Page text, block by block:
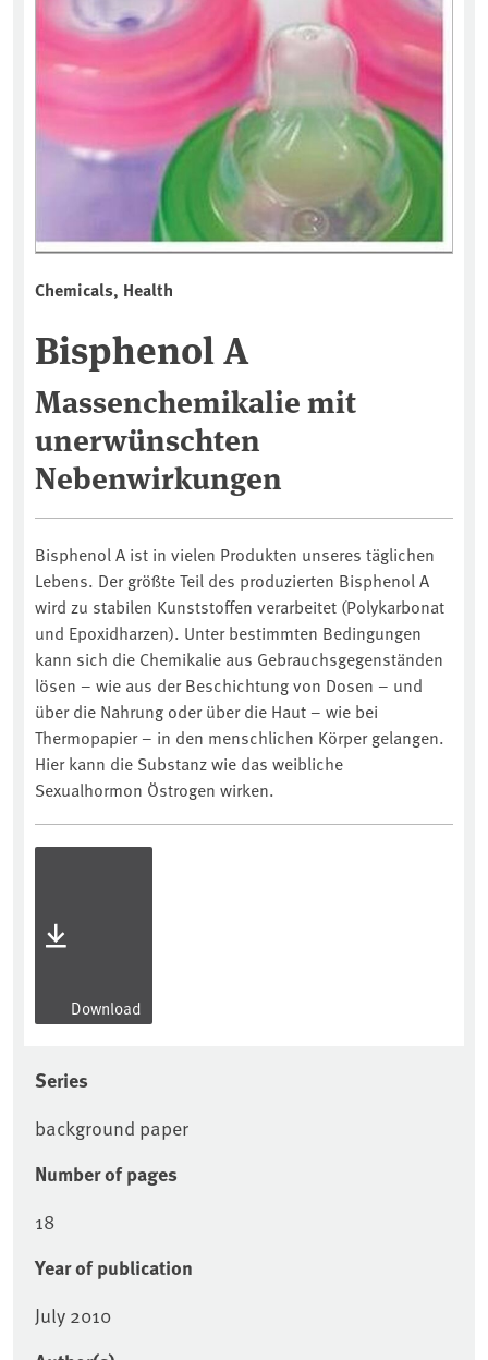
Chemicals, Health
Bisphenol A
Massenchemikalie mit
unerwünschten
Nebenwirkungen
Bisphenol A ist in vielen Produkten unseres täglichen
Lebens. Der größte Teil des produzierten Bisphenol A
wird zu stabilen Kunststoffen verarbeitet (Polykarbonat
und Epoxidharzen). Unter bestimmten Bedingungen
kann sich die Chemikalie aus Gebrauchsgegenständen
lösen – wie aus der Beschichtung von Dosen – und
über die Nahrung oder über die Haut – wie bei
Thermopapier – in den menschlichen Körper gelangen.
Hier kann die Substanz wie das weibliche
Sexualhormon Östrogen wirken.
Download
Series
background paper
Number of pages
18
Year of publication
July 2010